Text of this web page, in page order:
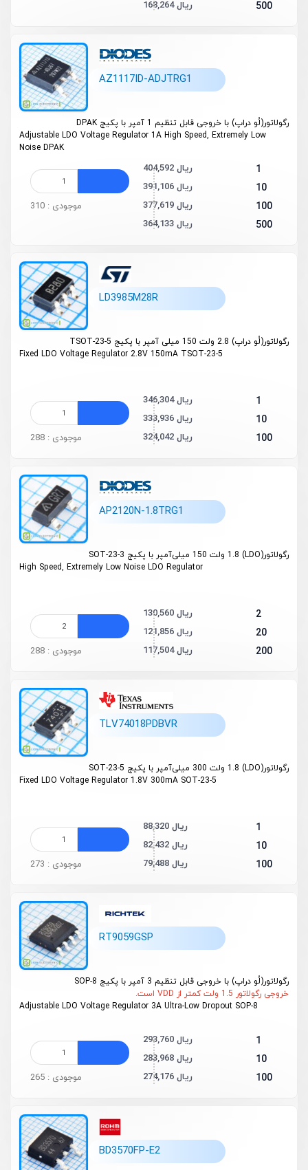
500 168,264 ریال
AZ1117ID-ADJTRG1
رگولاتور(لُو دراپ) با خروجی قابل تنظیم 1 آمپر با پکیج DPAK
Adjustable LDO Voltage Regulator 1A High Speed, Extremely Low
Noise DPAK
1 404,592 ریال
10 391,106 ریال
100 377,619 ریال
500 364,133 ریال
موجودی : 310
LD3985M28R
رگولاتور(لُو دراپ) 2.8 ولت 150 میلی آمپر با پکیج TSOT-23-5
Fixed LDO Voltage Regulator 2.8V 150mA TSOT-23-5
1 346,304 ریال
10 333,936 ریال
100 324,042 ریال موجودی : 288
AP2120N-1.8TRG1
رگولاتور(LDO) 1.8 ولت 150 میلی‌آمپر با پکیج SOT-23-3
High Speed, Extremely Low Noise LDO Regulator
2 130,560 ریال
20 121,856 ریال
200 117,504 ریال موجودی : 288
TLV74018PDBVR
رگولاتور(LDO) 1.8 ولت 300 میلی‌آمپر با پکیج SOT-23-5
Fixed LDO Voltage Regulator 1.8V 300mA SOT-23-5
1 88,320 ریال
10 82,432 ریال
100 79,488 ریال موجودی : 273
RT9059GSP
رگولاتور(لُو دراپ) با خروجی قابل تنظیم 3 آمپر با پکیج SOP-8
خروجی رگولاتور 1.5 ولت کمتر از VDD است.
Adjustable LDO Voltage Regulator 3A Ultra-Low Dropout SOP-8
1 293,760 ریال
10 283,968 ریال
100 274,176 ریال موجودی : 265
BD3570FP-E2